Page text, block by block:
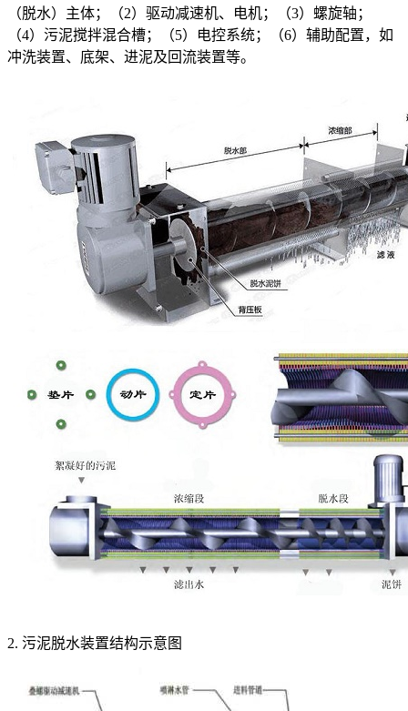
（脱水）主体；（2）驱动减速机、电机；（3）螺旋轴；
（4）污泥搅拌混合槽；（5）电控系统；（6）辅助配置，如
冲洗装置、底架、进泥及回流装置等。
2. 污泥脱水装置结构示意图